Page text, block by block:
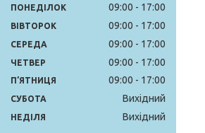
ПОНЕДІЛОК 09:00 17:00
ВІВТОРОК 09:00 17:00
СЕРЕДА 09:00 17:00
ЧЕТВЕР 09:00 17:00
ПʼЯТНИЦЯ 09:00 17:00
СУБОТА Вихідний
НЕДІЛЯ Вихідний